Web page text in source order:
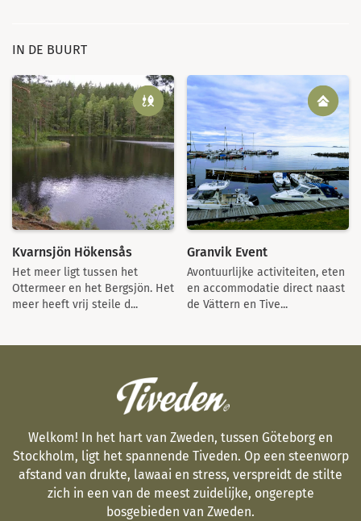
IN DE BUURT
Kvarnsjön Hökensås
Het meer ligt tussen het
Ottermeer en het Bergsjön. Het
meer heeft vrij steile d...
Granvik Event
Avontuurlijke activiteiten, eten
en accommodatie direct naast
de Vättern en Tive...
Welkom! In het hart van Zweden, tussen Göteborg en
Stockholm, ligt het spannende Tiveden. Op een steenworp
afstand van drukte, lawaai en stress, verspreidt de stilte
zich in een van de meest zuidelijke, ongerepte
bosgebieden van Zweden.